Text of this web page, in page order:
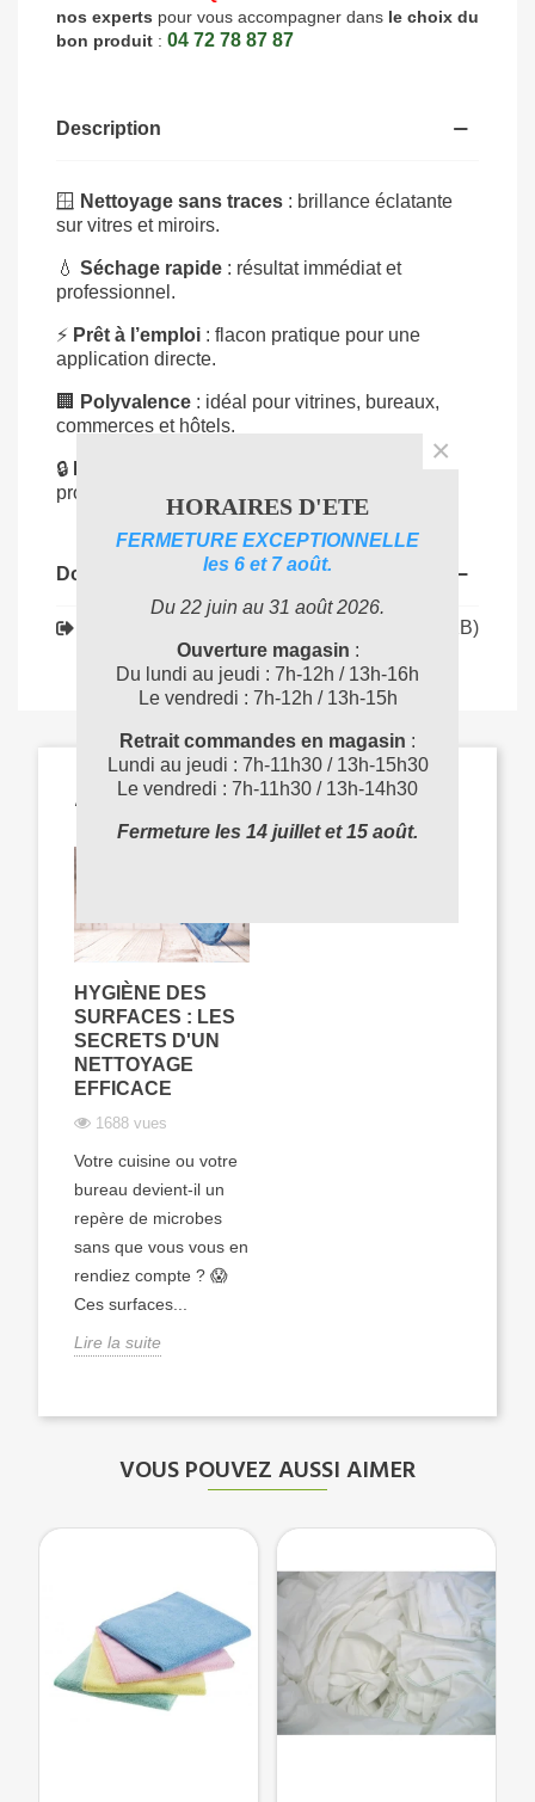
nos experts pour vous accompagner dans le choix du
bon produit : 04 72 78 87 87
Description
🪟 Nettoyage sans traces : brillance éclatante
sur vitres et miroirs.
💧 Séchage rapide : résultat immédiat et
professionnel.
⚡ Prêt à l’emploi : flacon pratique pour une
application directe.
🏢 Polyvalence : idéal pour vitrines, bureaux,
commerces et hôtels.
🔒
professionnelle reconnues.
Documents joints
Téléchargement (134.37KB)
ARTICLES LIÉS
HYGIÈNE DES
SURFACES : LES
SECRETS D'UN
NETTOYAGE
EFFICACE
1688 vues
Votre cuisine ou votre
bureau devient-il un
repère de microbes
sans que vous vous en
rendiez compte ? 😱
Ces surfaces...
Lire la suite
VOUS POUVEZ AUSSI AIMER
HORAIRES D'ETE
FERMETURE EXCEPTIONNELLE
les 6 et 7 août.
Du 22 juin au 31 août 2026.
Ouverture magasin :
Du lundi au jeudi : 7h-12h / 13h-16h
Le vendredi : 7h-12h / 13h-15h
Retrait commandes en magasin :
Lundi au jeudi : 7h-11h30 / 13h-15h30
Le vendredi : 7h-11h30 / 13h-14h30
Fermeture les 14 juillet et 15 août.
×